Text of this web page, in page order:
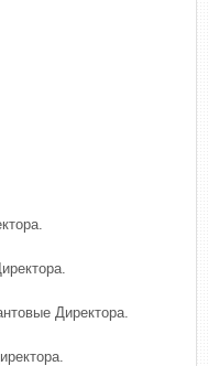
Директора.